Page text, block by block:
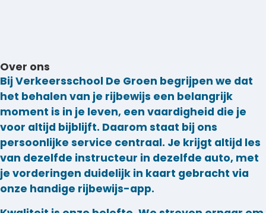
Over ons
Bij Verkeersschool De Groen begrijpen we dat
het behalen van je rijbewijs een belangrijk
moment is in je leven, een vaardigheid die je
voor altijd bijblijft. Daarom staat bij ons
persoonlijke service centraal. Je krijgt altijd les
van dezelfde instructeur in dezelfde auto, met
je vorderingen duidelijk in kaart gebracht via
onze handige rijbewijs-app.